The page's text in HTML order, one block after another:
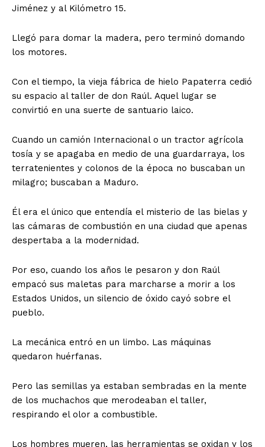
Jiménez y al Kilómetro 15.
Llegó para domar la madera, pero terminó domando
los motores.
Con el tiempo, la vieja fábrica de hielo Papaterra cedió
su espacio al taller de don Raúl. Aquel lugar se
convirtió en una suerte de santuario laico.
Cuando un camión Internacional o un tractor agrícola
tosía y se apagaba en medio de una guardarraya, los
terratenientes y colonos de la época no buscaban un
milagro; buscaban a Maduro.
Él era el único que entendía el misterio de las bielas y
las cámaras de combustión en una ciudad que apenas
despertaba a la modernidad.
Por eso, cuando los años le pesaron y don Raúl
empacó sus maletas para marcharse a morir a los
Estados Unidos, un silencio de óxido cayó sobre el
pueblo.
La mecánica entró en un limbo. Las máquinas
quedaron huérfanas.
Pero las semillas ya estaban sembradas en la mente
de los muchachos que merodeaban el taller,
respirando el olor a combustible.
​Los hombres mueren, las herramientas se oxidan y los